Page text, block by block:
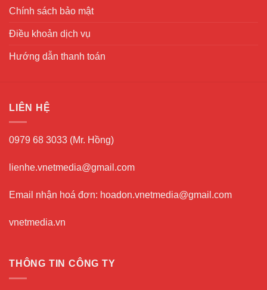
Chính sách bảo mật
Điều khoản dịch vụ
Hướng dẫn thanh toán
LIÊN HỆ
0979 68 3033 (Mr. Hồng)
lienhe.vnetmedia@gmail.com
Email nhận hoá đơn: hoadon.vnetmedia@gmail.com
vnetmedia.vn
THÔNG TIN CÔNG TY